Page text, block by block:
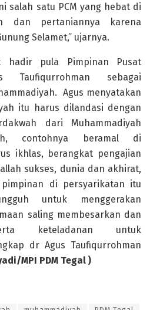
salah satu PCM yang hebat di
dan pertaniannya karena
Selamet,” ujarnya.
hadir pula Pimpinan Pusat
Taufiqurrohman sebagai
Agus menyatakan
itu harus dilandasi dengan
dari Muhammadiyah
contohnya beramal di
ikhlas, berangkat pengajian
sukses, dunia dan akhirat,
pimpinan di persyarikatan itu
untuk menggerakan
saling membesarkan dan
keteladanan untuk
dr Agus Taufiqurrohman
MPI PDM Tegal )